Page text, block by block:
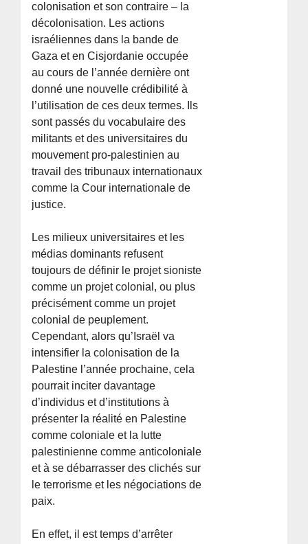
colonisation et son contraire – la
décolonisation. Les actions
israéliennes dans la bande de
Gaza et en Cisjordanie occupée
au cours de l’année dernière ont
donné une nouvelle crédibilité à
l’utilisation de ces deux termes. Ils
sont passés du vocabulaire des
militants et des universitaires du
mouvement pro-palestinien au
travail des tribunaux internationaux
comme la Cour internationale de
justice.
Les milieux universitaires et les
médias dominants refusent
toujours de définir le projet sioniste
comme un projet colonial, ou plus
précisément comme un projet
colonial de peuplement.
Cependant, alors qu’Israël va
intensifier la colonisation de la
Palestine l’année prochaine, cela
pourrait inciter davantage
d’individus et d’institutions à
présenter la réalité en Palestine
comme coloniale et la lutte
palestinienne comme anticoloniale
et à se débarrasser des clichés sur
le terrorisme et les négociations de
paix.
En effet, il est temps d’arrêter